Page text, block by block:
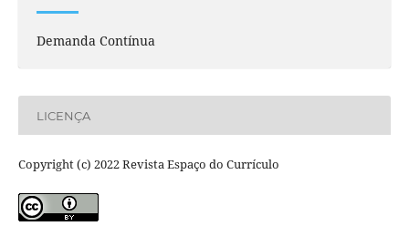
Demanda Contínua
LICENÇA
Copyright (c) 2022 Revista Espaço do Currículo